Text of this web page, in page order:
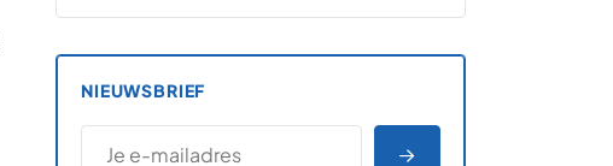
NIEUWSBRIEF
E-MAILADRES
*
AANMELDEN